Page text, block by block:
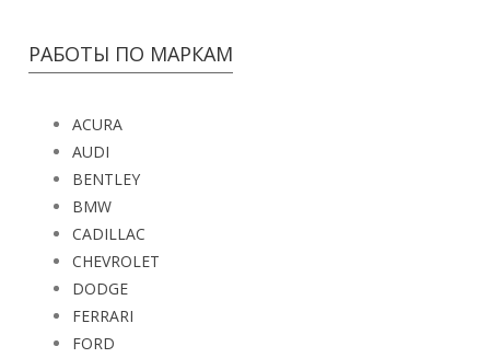
РАБОТЫ ПО МАРКАМ
ACURA
AUDI
BENTLEY
BMW
CADILLAC
CHEVROLET
DODGE
FERRARI
FORD